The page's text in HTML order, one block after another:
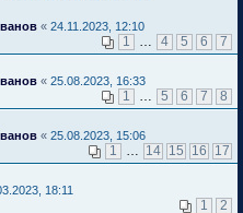
« 24.11.2023, 12:10
1 4 5 6 7
« 25.08.2023, 16:33
1 5 6 7 8
« 25.08.2023, 15:06
1 14 15 16 17
18:11
1 2